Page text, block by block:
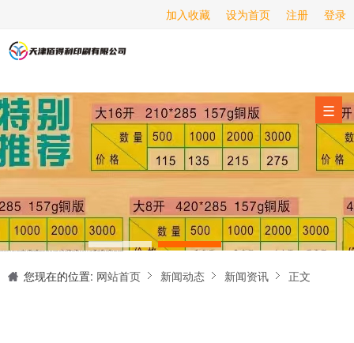
登录
注册
设为首页
加入收藏
☰
海报印刷
服务项目
经营范围
设备展示
新闻动态
关于我们
联系我们
您现在的位置: 网站首页 新闻动态 新闻资讯 正文